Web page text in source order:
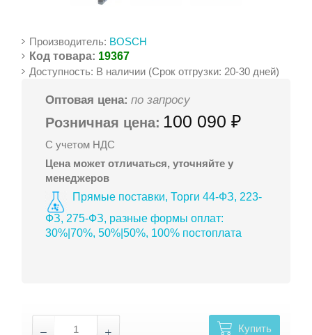
Производитель: BOSCH
Код товара: 19367
Доступность: В наличии (Срок отгрузки: 20-30 дней)
Оптовая цена: по запросу
Розничная цена: 100 090 ₽
С учетом НДС
Цена может отличаться, уточняйте у
менеджеров
Прямые поставки, Торги 44-ФЗ, 223-
ФЗ, 275-ФЗ, разные формы оплат:
30%|70%, 50%|50%, 100% постоплата
Купить